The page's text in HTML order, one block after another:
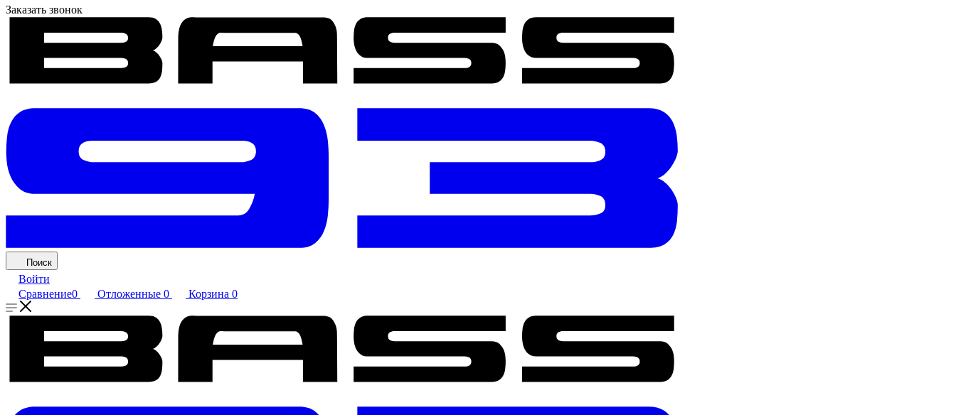
Заказать звонок
Поиск
Войти
Сравнение0 Отложенные 0 Корзина 0